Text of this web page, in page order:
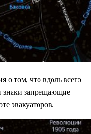
о том, что вдоль всего
знаки запрещающие
эвакуаторов.